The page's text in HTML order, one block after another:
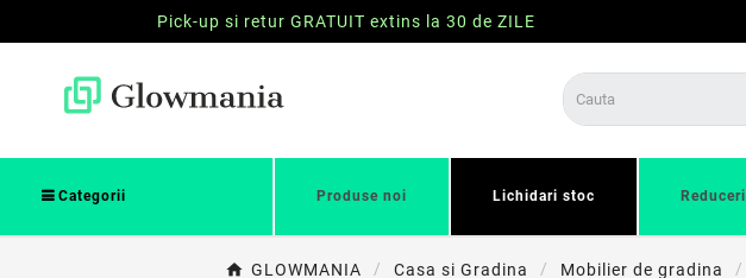
Pick-up si retur GRATUIT extins la 30 de ZILE
Categorii Produse noi Lichidari stoc Reduceri
GLOWMANIA Casa si Gradina Mobilier de gradina